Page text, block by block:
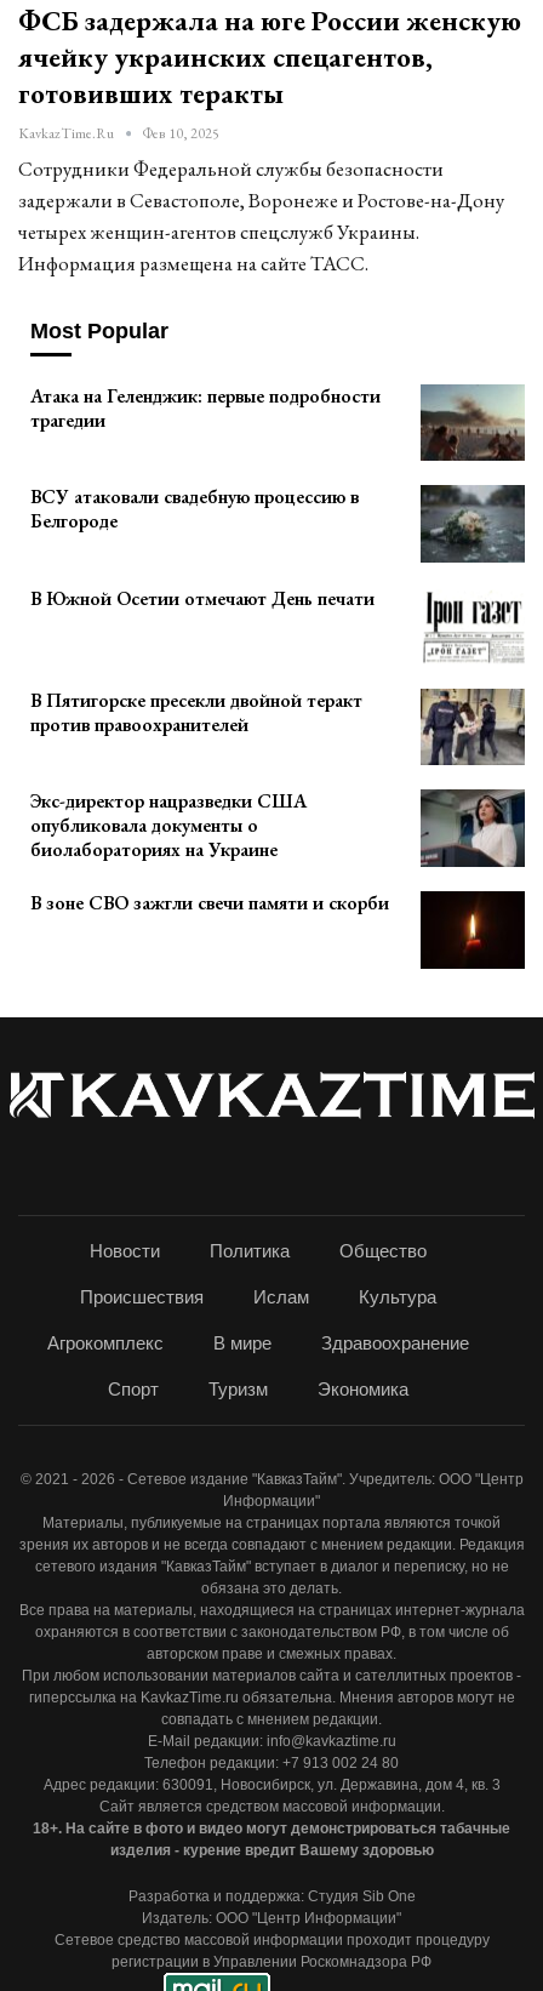
ФСБ задержала на юге России женскую
ячейку украинских спецагентов,
готовивших теракты
KavkazTime.ru Фев 10, 2025
Сотрудники Федеральной службы безопасности
задержали в Севастополе, Воронеже и Ростове-на-Дону
четырех женщин-агентов спецслужб Украины.
Информация размещена на сайте ТАСС.
Most Popular
Атака на Геленджик: первые подробности
трагедии
ВСУ атаковали свадебную процессию в
Белгороде
В Южной Осетии отмечают День печати
В Пятигорске пресекли двойной теракт
против правоохранителей
Экс-директор нацразведки США
опубликовала документы о
биолабораториях на Украине
В зоне СВО зажгли свечи памяти и скорби
Новости Политика Общество
Происшествия Ислам Культура
Агрокомплекс В мире Здравоохранение
Спорт Туризм Экономика
© 2021 - 2026 - Сетевое издание "КавказТайм". Учредитель: ООО "Центр
Информации"
Материалы, публикуемые на страницах портала являются точкой
зрения их авторов и не всегда совпадают с мнением редакции. Редакция
сетевого издания "КавказТайм" вступает в диалог и переписку, но не
обязана это делать.
Все права на материалы, находящиеся на страницах интернет-журнала
охраняются в соответствии с законодательством РФ, в том числе об
авторском праве и смежных правах.
При любом использовании материалов сайта и сателлитных проектов -
гиперссылка на KavkazTime.ru обязательна. Мнения авторов могут не
совпадать с мнением редакции.
E-Mail редакции: info@kavkaztime.ru
Телефон редакции: +7 913 002 24 80
Адрес редакции: 630091, Новосибирск, ул. Державина, дом 4, кв. 3
Сайт является средством массовой информации.
18+. На сайте в фото и видео могут демонстрироваться табачные
изделия - курение вредит Вашему здоровью
Разработка и поддержка: Студия Sib One
Издатель: ООО "Центр Информации"
Сетевое средство массовой информации проходит процедуру
регистрации в Управлении Роскомнадзора РФ